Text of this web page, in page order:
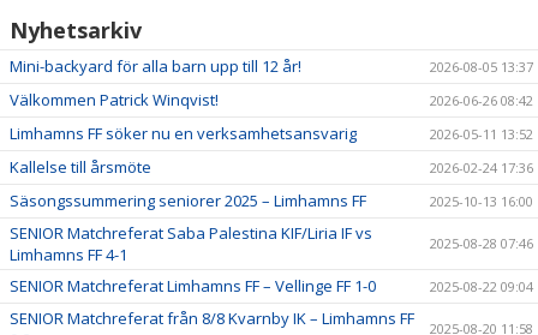
Nyhetsarkiv
Mini-backyard för alla barn upp till 12 år! 2026-08-05 13:37
Välkommen Patrick Winqvist! 2026-06-26 08:42
Limhamns FF söker nu en verksamhetsansvarig 2026-05-11 13:52
Kallelse till årsmöte 2026-02-24 17:36
Säsongssummering seniorer 2025 – Limhamns FF 2025-10-13 16:00
SENIOR Matchreferat Saba Palestina KIF/Liria IF vs
Limhamns FF 4-1
2025-08-28 07:46
SENIOR Matchreferat Limhamns FF – Vellinge FF 1-0 2025-08-22 09:04
SENIOR Matchreferat från 8/8 Kvarnby IK – Limhamns FF
2025-08-20 11:58